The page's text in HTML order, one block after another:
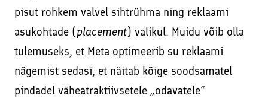
pisut rohkem valvel sihtrühma ning reklaami
asukohtade (placement) valikul. Muidu võib olla
tulemuseks, et Meta optimeerib su reklaami
nägemist sedasi, et näitab kõige soodsamatel
pindadel väheatraktiivsetele „odavatele“